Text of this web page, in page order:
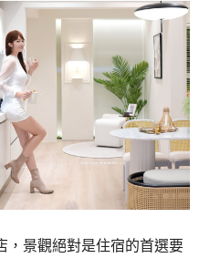
，景觀絕對是住宿的首選要